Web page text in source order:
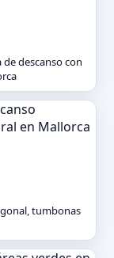
descanso con
tumbonas